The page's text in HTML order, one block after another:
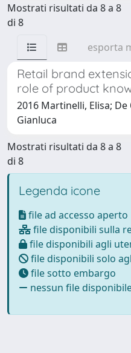
Mostrati risultati da 8 a 8
di 8
esporta
Retail brand
role of product
2016 Martinelli, Elisa;
Gianluca
Mostrati risultati da 8 a 8
di 8
Legenda icone
file ad accesso aperto
file disponibili sulla
file disponibili agli
file disponibili solo
file sotto embargo
nessun file